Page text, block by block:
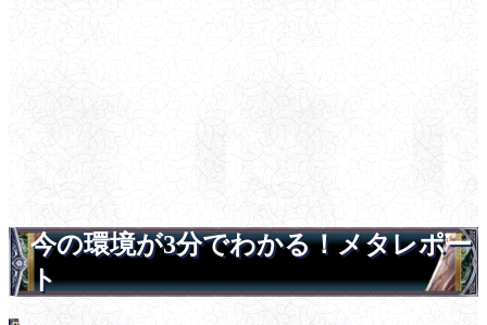
今の環境が3分でわかる！メタレポー
ト